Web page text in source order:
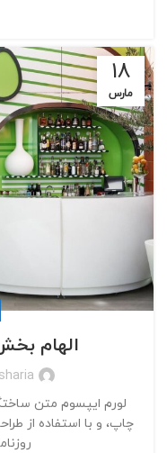
18
مارس
الهام
لورم ایپسوم متن
چاپ، و با استفاده از